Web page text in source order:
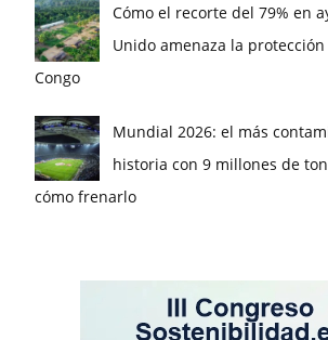
Cómo el recorte del 79% en
Unido amenaza la
Congo
Mundial 2026: el más
historia con 9 millones de
cómo frenarlo